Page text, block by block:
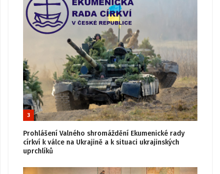
3
Prohlášení Valného shromáždění Ekumenické rady
církví k válce na Ukrajině a k situaci ukrajinských
uprchlíků